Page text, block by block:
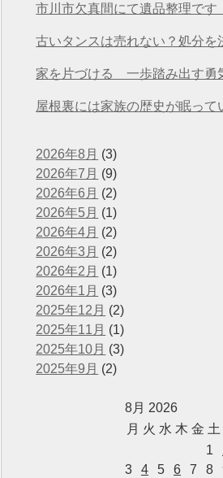
市川市欠真間にて遺品整理です
川店』
古いタンスは売れない？処分を
えています
家を片づける 一歩踏み出す勇
屋根裏には家族の歴史が眠っ
2026年8月 (3)
2026年7月 (9)
2026年6月 (2)
2026年5月 (1)
2026年4月 (2)
2026年3月 (2)
2026年2月 (1)
2026年1月 (3)
2025年12月 (2)
2025年11月 (1)
2025年10月 (3)
2025年9月 (2)
8月 2026
月 火 水 木 金 土
1
3
4 5 6 7 8